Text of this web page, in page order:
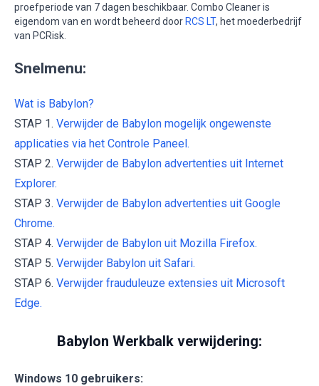
proefperiode van 7 dagen beschikbaar. Combo Cleaner is
eigendom van en wordt beheerd door RCS LT, het moederbedrijf
van PCRisk.
Snelmenu:
Wat is Babylon?
STAP 1. Verwijder de Babylon mogelijk ongewenste
applicaties via het Controle Paneel.
STAP 2. Verwijder de Babylon advertenties uit Internet
Explorer.
STAP 3. Verwijder de Babylon advertenties uit Google
Chrome.
STAP 4. Verwijder de Babylon uit Mozilla Firefox.
STAP 5. Verwijder Babylon uit Safari.
STAP 6. Verwijder frauduleuze extensies uit Microsoft
Edge.
Babylon Werkbalk verwijdering:
Windows 10 gebruikers: